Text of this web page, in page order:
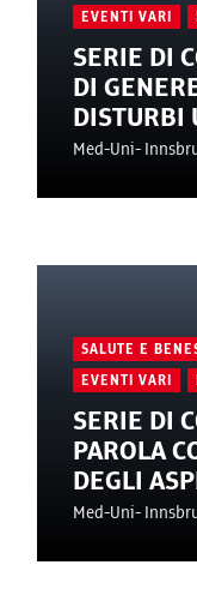
EVENTI VARI
SERIE DI
DI
DISTURBI
Med-Uni-
SALUTE E
EVENTI VARI
SERIE DI
PAROLA
DEGLI
Med-Uni-